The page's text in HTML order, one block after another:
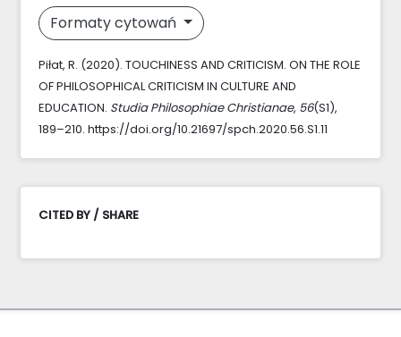
Formaty cytowań
Piłat, R. (2020). TOUCHINESS AND CRITICISM. ON THE ROLE
OF PHILOSOPHICAL CRITICISM IN CULTURE AND
EDUCATION. Studia Philosophiae Christianae, 56(S1),
189–210. https://doi.org/10.21697/spch.2020.56.S1.11
CITED BY / SHARE